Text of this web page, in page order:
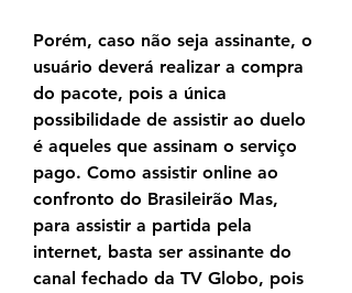
Porém, caso não seja assinante, o
usuário deverá realizar a compra
do pacote, pois a única
possibilidade de assistir ao duelo
é aqueles que assinam o serviço
pago. Como assistir online ao
confronto do Brasileirão Mas,
para assistir a partida pela
internet, basta ser assinante do
canal fechado da TV Globo, pois